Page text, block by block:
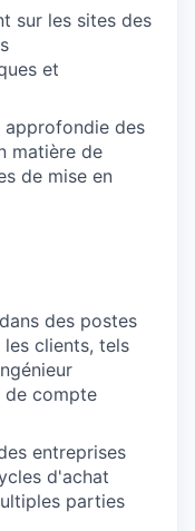
sur les sites des
et
approfondie des
matière de
de mise en
des postes
clients, tels
de compte
entreprises
d'achat
parties